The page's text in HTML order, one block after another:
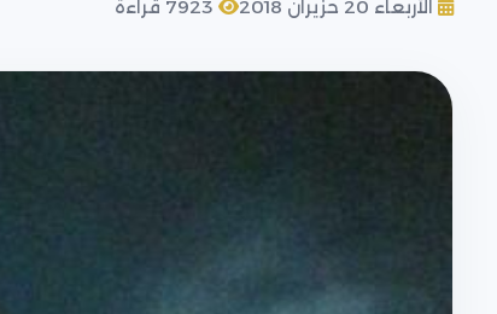
الأربعاء 20 حزيران 2018